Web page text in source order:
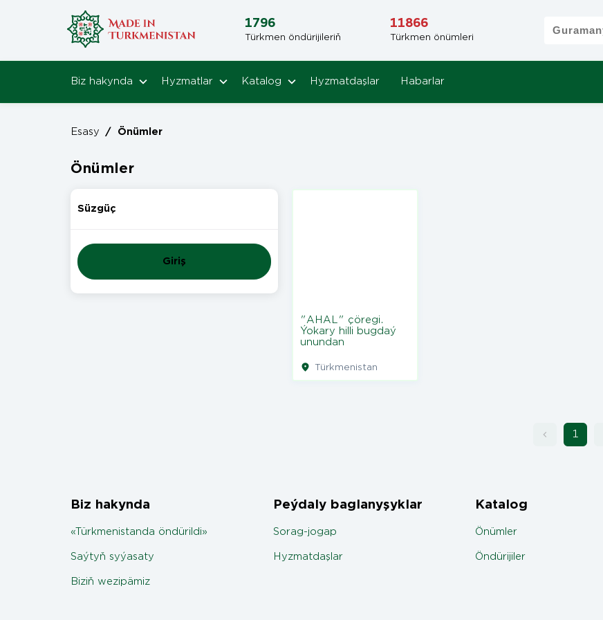
1796
Türkmen öndürijileriň
11866
Türkmen önümleri
Biz hakynda Hyzmatlar Katalog Hyzmatdaşlar Habarlar
Esasy / Önümler
Önümler
Süzgüç
Giriş
"AHAL" çöregi.
Ýokary hilli bugdaý
unundan
Türkmenistan
1
Biz hakynda
«Türkmenistanda öndürildi»
Saýtyň syýasaty
Biziň wezipämiz
Peýdaly baglanyşyklar
Sorag-jogap
Hyzmatdaşlar
Katalog
Önümler
Öndürijiler